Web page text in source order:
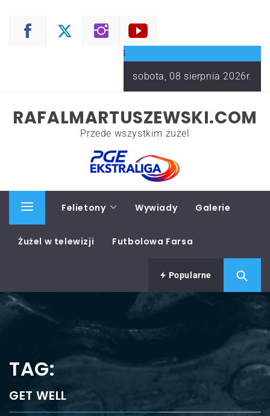
sobota, 08 sierpnia 2026r.
RAFALMARTUSZEWSKI.COM
Przede wszystkim żużel
Primary
Start Felietony Wywiady Galerie
Żużel w telewizji Futbolowa Farsa
Popularne
TAG:
GET WELL